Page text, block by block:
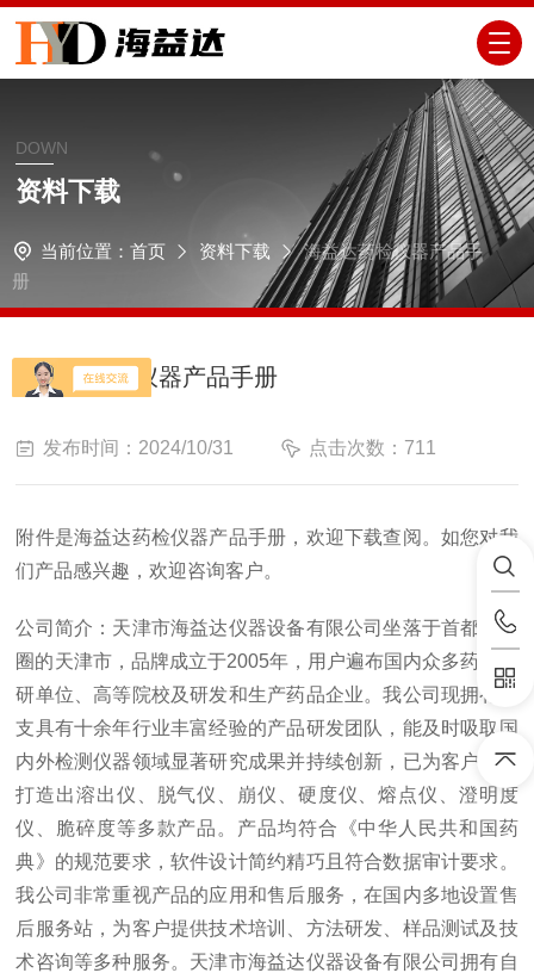
DOWN
资料下载
当前位置： 首页 资料下载
海益达药检仪器产品手
册
海益达药检仪器产品手册
发布时间：2024/10/31 点击次数：711
附件是海益达药检仪器产品手册，欢迎下载查阅。如您对我
们产品感兴趣，欢迎咨询客户。
公司简介：天津市海益达仪器设备有限公司坐落于首都经济
圈的天津市，品牌成立于2005年，用户遍布国内众多药物科
研单位、高等院校及研发和生产药品企业。我公司现拥有一
支具有十余年行业丰富经验的产品研发团队，能及时吸取国
内外检测仪器领域显著研究成果并持续创新，已为客户精心
打造出溶出仪、脱气仪、崩仪、硬度仪、熔点仪、澄明度
仪、脆碎度等多款产品。产品均符合《中华人民共和国药
典》的规范要求，软件设计简约精巧且符合数据审计要求。
我公司非常重视产品的应用和售后服务，在国内多地设置售
后服务站，为客户提供技术培训、方法研发、样品测试及技
术咨询等多种服务。天津市海益达仪器设备有限公司拥有自